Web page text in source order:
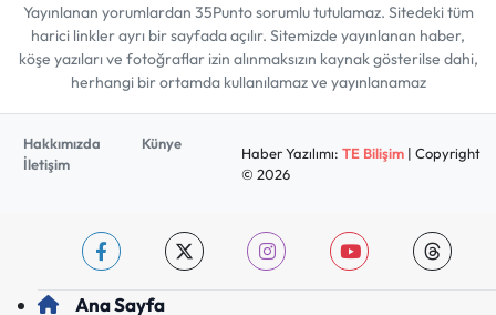
Yayınlanan yorumlardan 35Punto sorumlu tutulamaz. Sitedeki tüm
harici linkler ayrı bir sayfada açılır. Sitemizde yayınlanan haber,
köşe yazıları ve fotoğraflar izin alınmaksızın kaynak gösterilse dahi,
herhangi bir ortamda kullanılamaz ve yayınlanamaz
Hakkımızda
Künye
İletişim
Haber Yazılımı: TE Bilişim| Copyright
© 2026
Ana Sayfa